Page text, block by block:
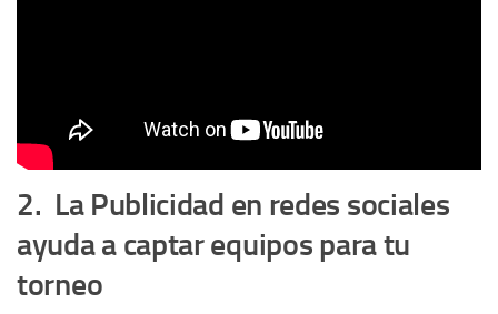
2. La Publicidad en redes sociales
ayuda a captar equipos para tu
torneo